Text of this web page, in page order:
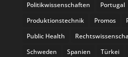
Politikwissenschaften Portugal
Produktionstechnik
Promos
Public Health
Schweden
Spanien Türkei